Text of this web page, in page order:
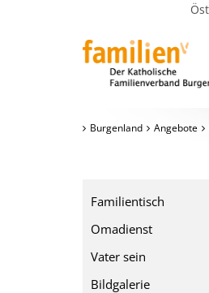
Burgenland Angebote
Familientisch
Omadienst
Vater sein
Bildgalerie